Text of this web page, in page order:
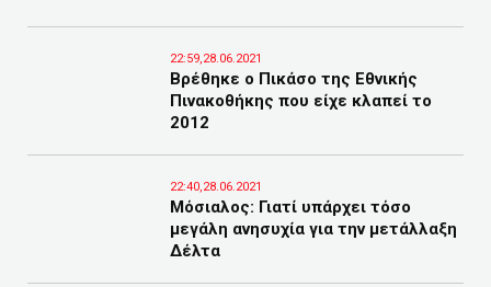
22:59,28.06.2021
Βρέθηκε ο Πικάσο της Εθνικής
Πινακοθήκης που είχε κλαπεί το
2012
22:40,28.06.2021
Μόσιαλος: Γιατί υπάρχει τόσο
μεγάλη ανησυχία για την μετάλλαξη
Δέλτα